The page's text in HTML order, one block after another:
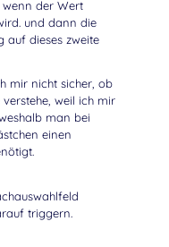
der Wert
und dann die
auf dieses zweite
mir nicht sicher, ob
weil ich mir
man bei
einen
triggern.